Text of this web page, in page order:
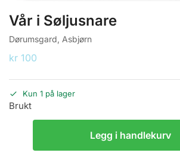
Vår i Søljusnare
Dørumsgard, Asbjørn
kr 100
Kun 1 på lager
Brukt
Legg i handlekurv